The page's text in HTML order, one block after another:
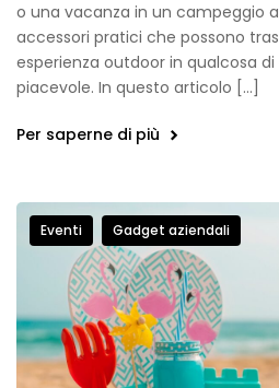
o una vacanza in un campeggio
accessori pratici che possono
esperienza outdoor in qualcosa
piacevole. In questo articolo […]
Per saperne di più
Eventi Gadget aziendali